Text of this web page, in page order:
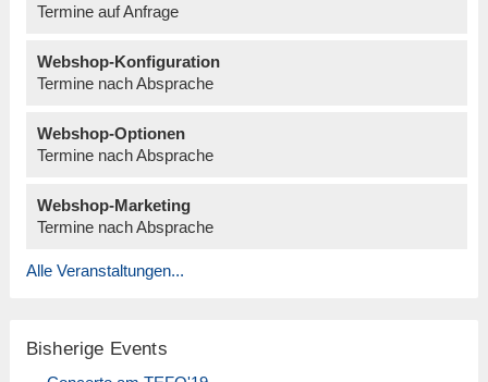
Termine auf Anfrage
Webshop-Konfiguration
Termine nach Absprache
Webshop-Optionen
Termine nach Absprache
Webshop-Marketing
Termine nach Absprache
Alle Veranstaltungen...
Bisherige Events